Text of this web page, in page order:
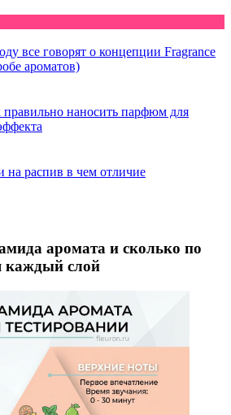
все говорят о концепции Fragrance
ароматов)
правильно наносить парфюм для
на распив в чем отличие
аромата и сколько по
каждый слой